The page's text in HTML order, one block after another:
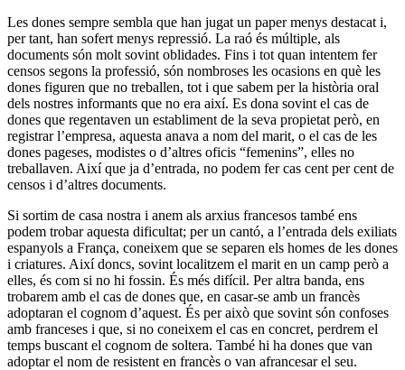
Les dones sempre sembla que han jugat un paper menys destacat i,
per tant, han sofert menys repressió. La raó és múltiple, als
documents són molt sovint oblidades. Fins i tot quan intentem fer
censos segons la professió, són nombroses les ocasions en què les
dones figuren que no treballen, tot i que sabem per la història oral
dels nostres informants que no era així. Es dona sovint el cas de
dones que regentaven un establiment de la seva propietat però, en
registrar l’empresa, aquesta anava a nom del marit, o el cas de les
dones pageses, modistes o d’altres oficis “femenins”, elles no
treballaven. Així que ja d’entrada, no podem fer cas cent per cent de
censos i d’altres documents.
Si sortim de casa nostra i anem als arxius francesos també ens
podem trobar aquesta dificultat; per un cantó, a l’entrada dels exiliats
espanyols a França, coneixem que se separen els homes de les dones
i criatures. Així doncs, sovint localitzem el marit en un camp però a
elles, és com si no hi fossin. És més difícil. Per altra banda, ens
trobarem amb el cas de dones que, en casar-se amb un francès
adoptaran el cognom d’aquest. És per això que sovint són confoses
amb franceses i que, si no coneixem el cas en concret, perdrem el
temps buscant el cognom de soltera. També hi ha dones que van
adoptar el nom de resistent en francès o van afrancesar el seu.